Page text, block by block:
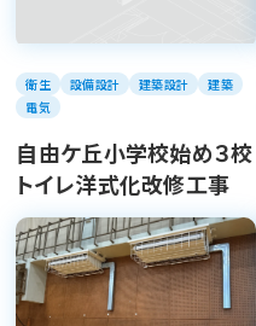
衛生 設備設計 建築設計
建築
電気
自由ケ丘小学校始め３校
トイレ洋式化改修工事